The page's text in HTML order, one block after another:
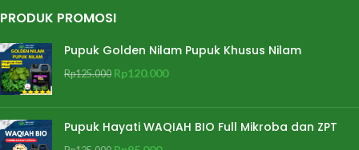
PRODUK PROMOSI
Pupuk Golden Nilam Pupuk Khusus Nilam
Rp125.000 Rp120.000
Pupuk Hayati WAQIAH BIO Full Mikroba dan ZPT